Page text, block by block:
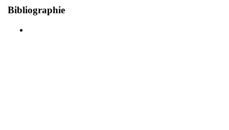
Bibliographie